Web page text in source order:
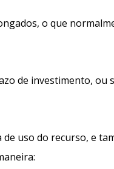
o que
de investimento, ou
uso do recurso, e